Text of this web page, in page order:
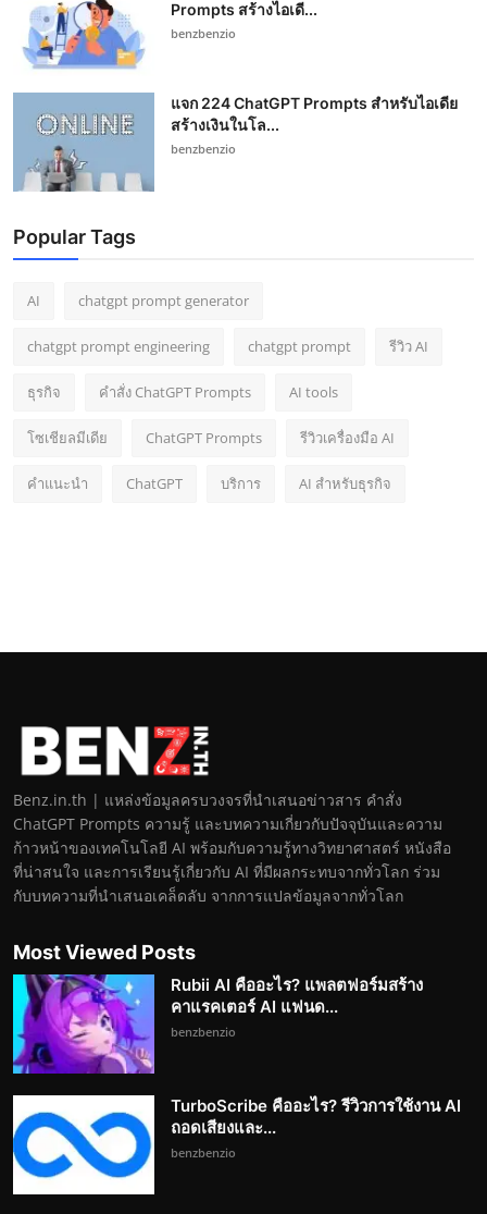
Prompts สร้างไอเดี...
benzbenzio
แจก 224 ChatGPT Prompts สำหรับไอเดีย
สร้างเงินในโล...
benzbenzio
Popular Tags
AI chatgpt prompt generator
chatgpt prompt engineering chatgpt prompt รีวิว AI
ธุรกิจ คำสั่ง ChatGPT Prompts AI tools
โซเชียลมีเดีย ChatGPT Prompts รีวิวเครื่องมือ AI
คำแนะนำ ChatGPT บริการ AI สำหรับธุรกิจ
Benz.in.th | แหล่งข้อมูลครบวงจรที่นำเสนอข่าวสาร คำสั่ง
ChatGPT Prompts ความรู้ และบทความเกี่ยวกับปัจจุบันและความ
ก้าวหน้าของเทคโนโลยี AI พร้อมกับความรู้ทางวิทยาศาสตร์ หนังสือ
ที่น่าสนใจ และการเรียนรู้เกี่ยวกับ AI ที่มีผลกระทบจากทั่วโลก ร่วม
กับบทความที่นำเสนอเคล็ดลับ จากการแปลข้อมูลจากทั่วโลก
Most Viewed Posts
Rubii AI คืออะไร? แพลตฟอร์มสร้าง
คาแรคเตอร์ AI แฟนด...
benzbenzio
TurboScribe คืออะไร? รีวิวการใช้งาน AI
ถอดเสียงและ...
benzbenzio